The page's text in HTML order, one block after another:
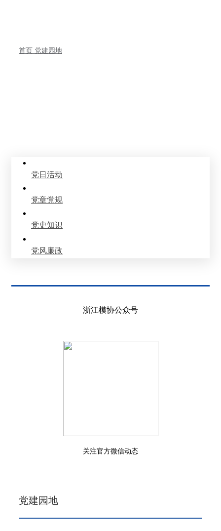
首页 党建园地
党日活动
党章党规
党史知识
党风廉政
浙江模协公众号
关注官方微信动态
党建园地